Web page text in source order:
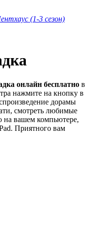
(1-3 сезон)
онлайн бесплатно в
нажмите на кнопку в
дорамы
смотреть любимые
на вашем компьютере,
Приятного вам